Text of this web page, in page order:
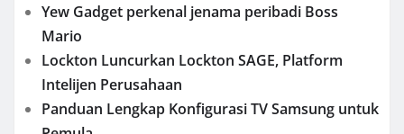
Yew Gadget perkenal jenama peribadi Boss
Mario
Lockton Luncurkan Lockton SAGE, Platform
Intelijen Perusahaan
Panduan Lengkap Konfigurasi TV Samsung untuk